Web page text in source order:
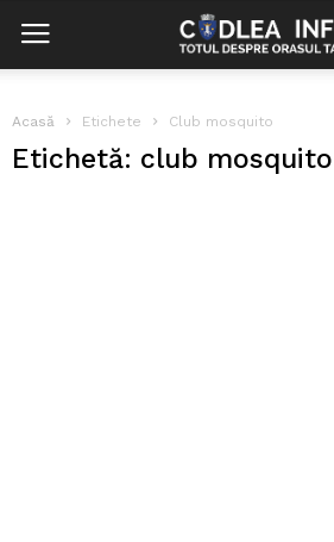
Acasă Etichete Club mosquito
Etichetă: club mosquito